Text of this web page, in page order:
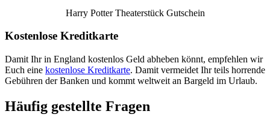
Harry Potter Theaterstück Gutschein
Kostenlose Kreditkarte
Damit Ihr in England kostenlos Geld abheben könnt, empfehlen wir
Euch eine kostenlose Kreditkarte. Damit vermeidet Ihr teils horrende
Gebühren der Banken und kommt weltweit an Bargeld im Urlaub.
Häufig gestellte Fragen